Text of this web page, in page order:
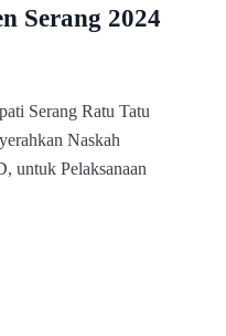
Serang 2024
Serang Ratu Tatu
Naskah
untuk Pelaksanaan